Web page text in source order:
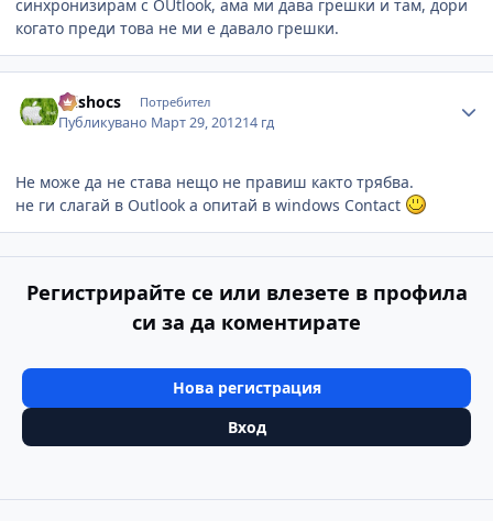
синхронизирам с OUtlook, ама ми дава грешки и там, дори
когато преди това не ми е давало грешки.
mishocs Потребител
Публикувано Март 29, 201214 гд
Не може да не става нещо не правиш както трябва.
не ги слагай в Outlook а опитай в windows Contact
Регистрирайте се или влезете в профила
си за да коментирате
Нова регистрация
Вход